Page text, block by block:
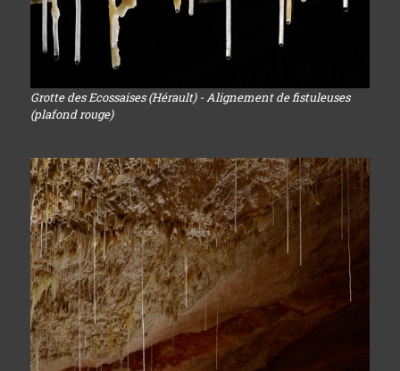
Grotte des Ecossaises (Hérault) - Alignement de fistuleuses
(plafond rouge)